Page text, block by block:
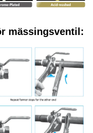
mässingsventil: